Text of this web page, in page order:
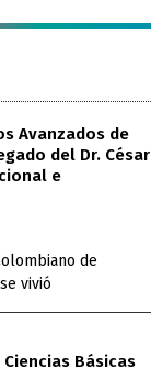
Avanzados de
del Dr. César
e
de
vivió
Básicas